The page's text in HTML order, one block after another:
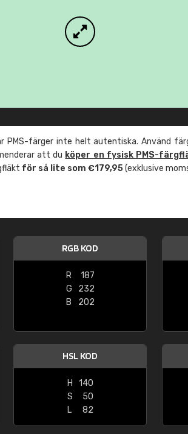
PMS-färger inte helt autentiska. Använd
att du köper en fysisk PMS-
för så lite som €179,95(exklusive
RGB KOD
R
187
G
232
B
202
HSL KOD
H
140
S
50
L
82
"Great